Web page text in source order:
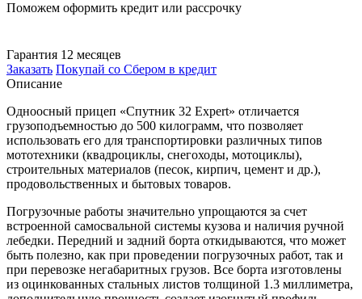
Поможем оформить кредит или рассрочку
Гарантия 12 месяцев
Заказать Покупай со Сбером в кредит
Описание
Одноосный прицеп «Спутник 32 Expert» отличается
грузоподъемностью до 500 килограмм, что позволяет
использовать его для транспортировки различных типов
мототехники (квадроциклы, снегоходы, мотоциклы),
строительных материалов (песок, кирпич, цемент и др.),
продовольственных и бытовых товаров.
Погрузочные работы значительно упрощаются за счет
встроенной самосвальной системы кузова и наличия ручной
лебедки. Передний и задний борта откидываются, что может
быть полезно, как при проведении погрузочных работ, так и
при перевозке негабаритных грузов. Все борта изготовлены
из оцинкованных стальных листов толщиной 1.3 миллиметра,